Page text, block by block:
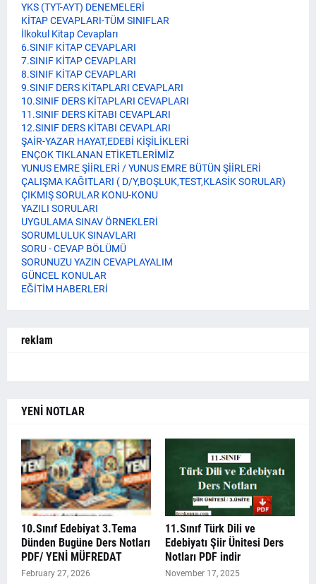
YKS (TYT-AYT) DENEMELERİ
KİTAP CEVAPLARI-TÜM SINIFLAR
İlkokul Kitap Cevapları
6.SINIF KİTAP CEVAPLARI
7.SINIF KİTAP CEVAPLARI
8.SINIF KİTAP CEVAPLARI
9.SINIF DERS KİTAPLARI CEVAPLARI
10.SINIF DERS KİTAPLARI CEVAPLARI
11.SINIF DERS KİTABI CEVAPLARI
12.SINIF DERS KİTABI CEVAPLARI
ŞAİR-YAZAR HAYAT,EDEBİ KİŞİLİKLERİ
ENÇOK TIKLANAN ETİKETLERİMİZ
YUNUS EMRE ŞİİRLERİ / YUNUS EMRE BÜTÜN ŞİİRLERİ
ÇALIŞMA KAĞITLARI ( D/Y,BOŞLUK,TEST,KLASİK SORULAR)
ÇIKMIŞ SORULAR KONU-KONU
YAZILI SORULARI
UYGULAMA SINAV ÖRNEKLERİ
SORUMLULUK SINAVLARI
SORU - CEVAP BÖLÜMÜ
SORUNUZU YAZIN CEVAPLAYALIM
GÜNCEL KONULAR
EĞİTİM HABERLERİ
reklam
YENİ NOTLAR
10.Sınıf Edebiyat 3.Tema
Dünden Bugüne Ders Notları
PDF/ YENİ MÜFREDAT
February 27, 2026
11.Sınıf Türk Dili ve
Edebiyatı Şiir Ünitesi Ders
Notları PDF indir
November 17, 2025